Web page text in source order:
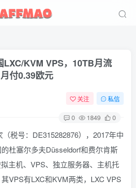
KVM VPS，10TB月流
付0.39欧元
关注 私信
0 1849 0
税号：DE315282876），2017年中
杜塞尔多夫Düsseldorf和费尔肯斯
主机、VPS、独立服务器、主机托
VPS有LXC和KVM两类，LXC VPS